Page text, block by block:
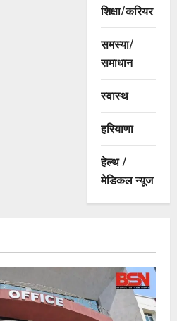
शिक्षा/करियर
समस्या/
समाधान
स्वास्थ
हरियाणा
हेल्थ /
मेडिकल न्यूज